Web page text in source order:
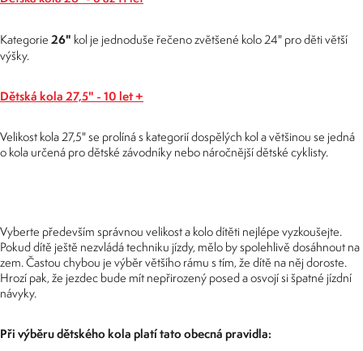
Kategorie 26" kol je jednoduše řečeno zvětšené kolo 24" pro děti větší
výšky.
Dětská kola 27,5" - 10 let +
Velikost kola 27,5" se prolíná s kategorií dospělých kol a většinou se jedná
o kola určená pro dětské závodníky nebo náročnější dětské cyklisty.
Vyberte především správnou velikost a kolo dítěti nejlépe vyzkoušejte.
Pokud dítě ještě nezvládá techniku jízdy, mělo by spolehlivě dosáhnout na
zem. Častou chybou je výběr většího rámu s tím, že dítě na něj doroste.
Hrozí pak, že jezdec bude mít nepřirozený posed a osvojí si špatné jízdní
návyky.
Při výběru dětského kola platí tato obecná pravidla: